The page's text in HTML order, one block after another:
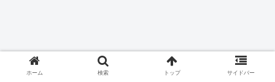
ホーム 検索 トップ サイドバー